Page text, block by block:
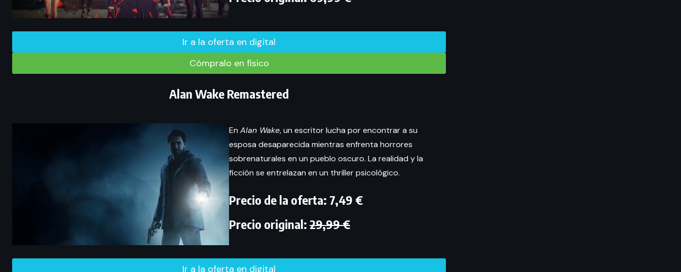
Ir a la oferta en digital
Cómpralo en físico
Alan Wake Remastered
En Alan Wake, un escritor lucha por encontrar a su
esposa desaparecida mientras enfrenta horrores
sobrenaturales en un pueblo oscuro. La realidad y la
ficción se entrelazan en un thriller psicológico.
Precio de la oferta: 7,49 €
Precio original: 29,99 €
Ir a la oferta en digital